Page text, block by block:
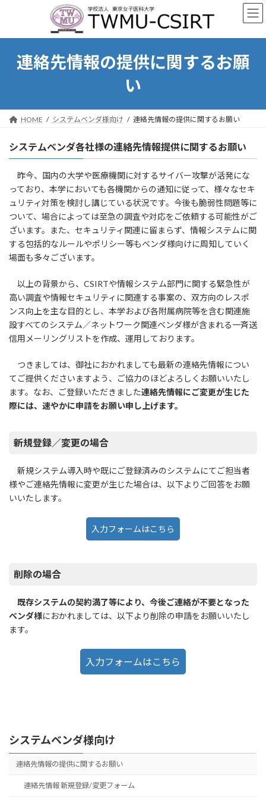
ン
プ
ー
動
連絡先情報の提供に関するお願
い
HOME システムベンダ様向け 連絡先情報の提供に関するお願い
システムベンダ各社様の連絡先情報提供に関するお願い
昨今、国内の大学や医療機関に対するサイバー攻撃が活発にな
っており、本学においても各機関からの通知に従って、様々なセキ
ュリティ対策を検討し講じている状況です。今後も脆弱性問題等に
ついて、場合によっては至急の調査や対応をご依頼する可能性がご
ざいます。また、セキュリティ関連に留まらず、情報システムに関
する包括的なルールやポリシー等もベンダ様向けに周知していく
場面も多々ございます。
以上の背景から、CSIRTや情報システム部門に関する緊急性が
高い調査や情報セキュリティに関連する事案の、双方向のレスポ
ンス向上を主な目的とし、本学および各附属病院等を含む関連施
設すべてのシステム／ネットワーク関連ベンダ様が含まれる一斉送
信用メーリングリストを作成、運用しております。
つきましては、御社におかれましても最新の連絡先情報につい
てご提供くださいますよう、ご協力のほどよろしくお願いいたし
ます。なお、ご登録いただきました連絡先情報にご変更が生じた
際には、速やかに申請をお願い申し上げます。
新規登録／変更の場合
新規システム導入時や既にご登録済みのシステムにてご担当者
様やご連絡先情報に変更が生じた場合は、以下よりご回答をお願
いいたします。
入力フォームはこちら
削除の場合
既存システムの契約満了等により、今後ご連絡が不要となった
ベンダ様におかれましては、以下より削除の申請をお願いいたし
ます。
入力フォームはこちら
システムベンダ様向け
連絡先情報の提供に関するお願い
連絡先情報 新規登録/変更フォーム